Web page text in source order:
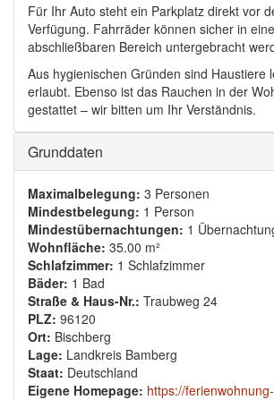
Für Ihr Auto steht ein Parkplatz direkt vor
Verfügung. Fahrräder können sicher in
abschließbaren Bereich untergebracht
Aus hygienischen Gründen sind Haustiere
erlaubt. Ebenso ist das Rauchen in der
gestattet – wir bitten um Ihr Verständnis.
Ausblenden
Grunddaten
Maximalbelegung: 3 Personen
Mindestbelegung: 1 Person
Mindestübernachtungen: 1
Wohnfläche: 35.00 m²
Schlafzimmer: 1 Schlafzimmer
Bäder: 1 Bad
Straße & Haus-Nr.: Traubweg 24
PLZ: 96120
Ort: Bischberg
Lage: Landkreis Bamberg
Staat: Deutschland
Eigene Homepage: https://